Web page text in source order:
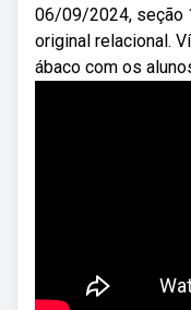
06/09/2024, seção
original relacional.
ábaco com os